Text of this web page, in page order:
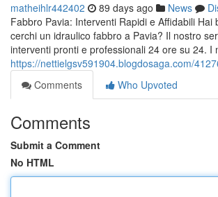
matheihlr442402 89 days ago News
Fabbro Pavia: Interventi Rapidi e Affidabili Hai
cerchi un idraulico fabbro a Pavia? Il nostro
interventi pronti e professionali 24 ore su 24. I
https://nettielgsv591904.blogdosaga.com/
Comments
Who Upvoted
Comments
Submit a Comment
No HTML